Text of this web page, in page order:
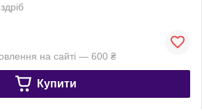
на сайті — 600 ₴
Купити